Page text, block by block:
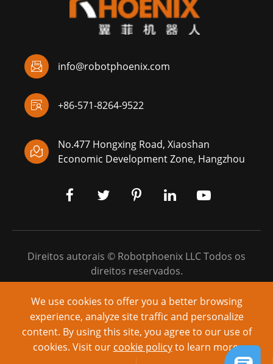
info@robotphoenix.com

+86-571-8264-9522


No.477 Hongxing Road, Xiaoshan
Economic Development Zone, Hangzhou
Direitos autorais © Robotphoenix LLCTodos os
direitos reservados.
Sitemap
Política de Privacidade
Alimentado por: yinqingli.com
We use cookies to offer you a better browsing
experience, analyze site traffic and personalize
content. By using this site, you agree to our use of
cookies. Visit our cookie policyto learn more.